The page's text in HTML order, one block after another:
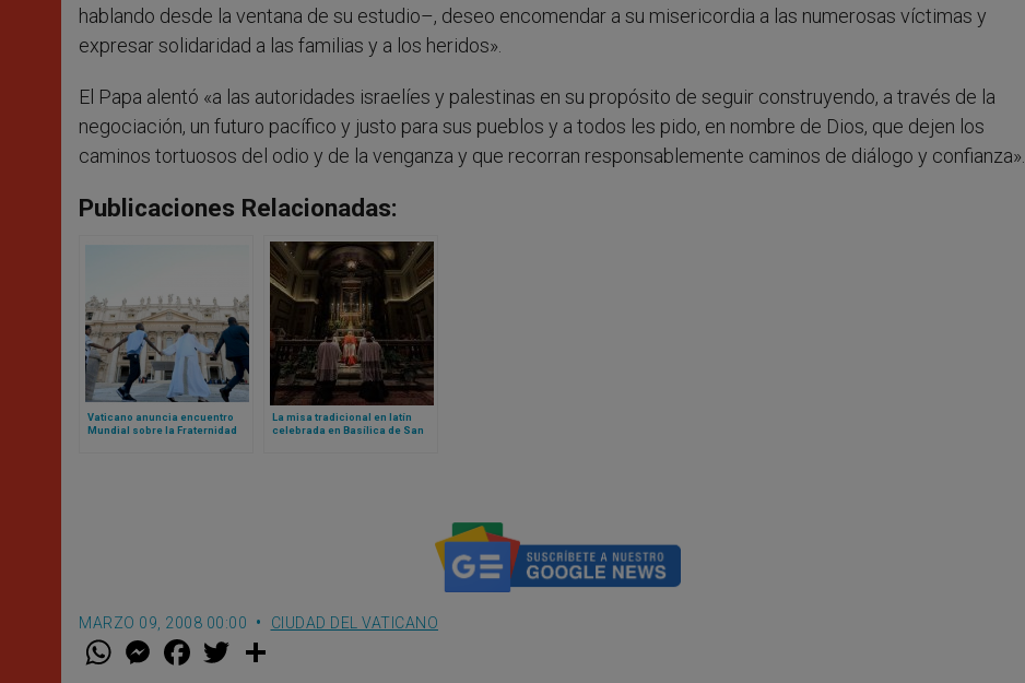
hablando desde la ventana de su estudio–, deseo encomendar a su misericordia a las numerosas víctimas y
expresar solidaridad a las familias y a los heridos».
El Papa alentó «a las autoridades israelíes y palestinas en su propósito de seguir construyendo, a través de la
negociación, un futuro pacífico y justo para sus pueblos y a todos les pido, en nombre de Dios, que dejen los
caminos tortuosos del odio y de la venganza y que recorran responsablemente caminos de diálogo y confianza».
Publicaciones Relacionadas:
Vaticano anuncia encuentro
Mundial sobre la Fraternidad
La misa tradicional en latín
celebrada en Basílica de San
MARZO 09, 2008 00:00 CIUDAD DEL VATICANO
W M
e
F
a w